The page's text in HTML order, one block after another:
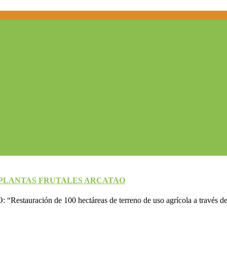
FRUTALES ARCATAO
de 100 hectáreas de terreno de uso agrícola a través de